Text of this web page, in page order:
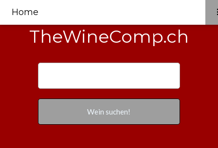
Home
TheWineComp.ch